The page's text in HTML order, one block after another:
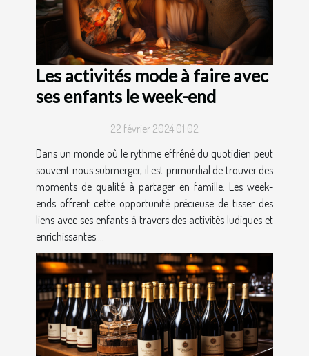
Les activités mode à faire avec
ses enfants le week-end
22 février 2024 01:02
Dans un monde où le rythme effréné du quotidien peut
souvent nous submerger, il est primordial de trouver des
moments de qualité à partager en famille. Les week-
ends offrent cette opportunité précieuse de tisser des
liens avec ses enfants à travers des activités ludiques et
enrichissantes....